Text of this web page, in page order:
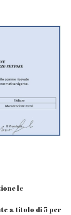
le
a titolo di 5 per